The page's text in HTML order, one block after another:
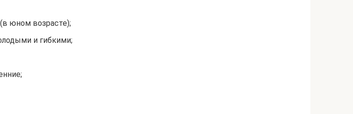
юном возрасте);
и гибкими;